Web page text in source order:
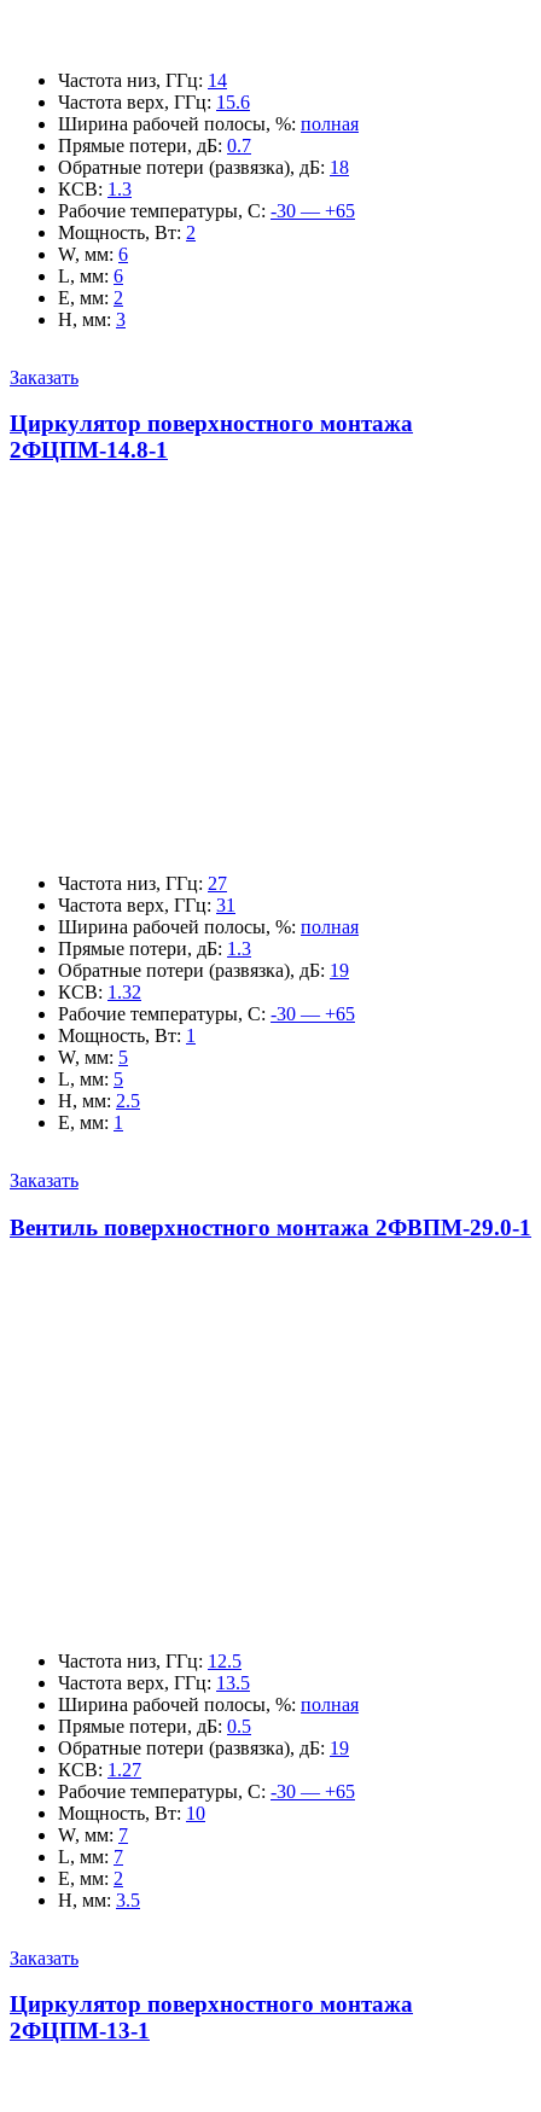
Частота низ, ГГц: 14
Частота верх, ГГц: 15.6
Ширина рабочей полосы, %: полная
Прямые потери, дБ: 0.7
Обратные потери (развязка), дБ: 18
КСВ: 1.3
Рабочие температуры, С: -30 — +65
Мощность, Вт: 2
W, мм: 6
L, мм: 6
E, мм: 2
H, мм: 3
Заказать
Циркулятор поверхностного монтажа
2ФЦПМ-14.8-1
Частота низ, ГГц: 27
Частота верх, ГГц: 31
Ширина рабочей полосы, %: полная
Прямые потери, дБ: 1.3
Обратные потери (развязка), дБ: 19
КСВ: 1.32
Рабочие температуры, С: -30 — +65
Мощность, Вт: 1
W, мм: 5
L, мм: 5
H, мм: 2.5
E, мм: 1
Заказать
Вентиль поверхностного монтажа 2ФВПМ-29.0-1
Частота низ, ГГц: 12.5
Частота верх, ГГц: 13.5
Ширина рабочей полосы, %: полная
Прямые потери, дБ: 0.5
Обратные потери (развязка), дБ: 19
КСВ: 1.27
Рабочие температуры, С: -30 — +65
Мощность, Вт: 10
W, мм: 7
L, мм: 7
E, мм: 2
H, мм: 3.5
Заказать
Циркулятор поверхностного монтажа
2ФЦПМ-13-1